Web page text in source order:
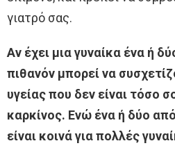
γιατρό σας.
Αν έχει μια γυναίκα ένα ή
πιθανόν μπορεί να
υγείας που δεν είναι τόσο
καρκίνος. Ενώ ένα ή δύο
είναι κοινά για πολλές